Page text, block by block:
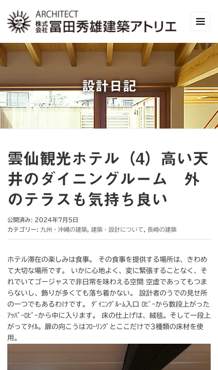
設計日記
雲仙観光ホテル（4）高い天
井のダイニングルーム 外
のテラスも気持ち良い
公開済み: 2024年7月5日
カテゴリー: 九州・沖縄の建築 建築・設計について 長崎の建築
ホテル滞在の楽しみは食事。 その食事を提供する場所は、きわめ
て大切な場所です。 いかに心地よく、変に緊張することなく、そ
れでいてゴージャスで非日常を味わえる空間 空虚であってもつま
らないし、飾りが多くても落ち着かない。 設計者のうでの見せ所
の一つでもあるわけです。 ﾀﾞｲﾆﾝｸﾞﾙｰﾑ入口 ﾛﾋﾞｰから数段上がった
ｱｯﾊﾟｰﾛﾋﾞｰから中に入ります。 床の仕上げは、絨毯。そして一段上
がってﾀｲﾙ。扉の向こうはﾌﾛｰﾘﾝｸﾞとここだけで3種類の床材を使
用。